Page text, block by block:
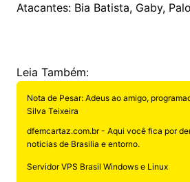
Atacantes: Bia Batista, Gaby,
Leia Também:
Nota de Pesar: Adeus ao amigo,
Silva Teixeira
dfemcartaz.com.br - Aqui você fica por
noticias de Brasilia e entorno.
Servidor VPS Brasil Windows e Linux